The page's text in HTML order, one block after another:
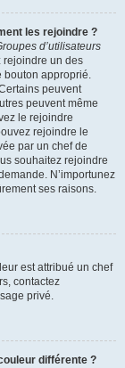
les rejoindre ?
d’utilisateurs
rejoindre un des
bouton approprié.
peuvent
peuvent même
le rejoindre
rejoindre le
par un chef de
souhaitez rejoindre
N’importunez
ses raisons.
est attribué un chef
contactez
privé.
différente ?